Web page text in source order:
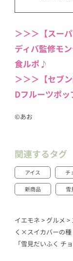
＞＞＞【スー
ディバ監修モ
食ルポ♪
＞＞＞【セブ
Dフルーツポッ
©あお
関連するタグ
アイス チ
新商品 雪
イエモネ > グルメ >
く×スイカバーの
「雪見だいふく チ